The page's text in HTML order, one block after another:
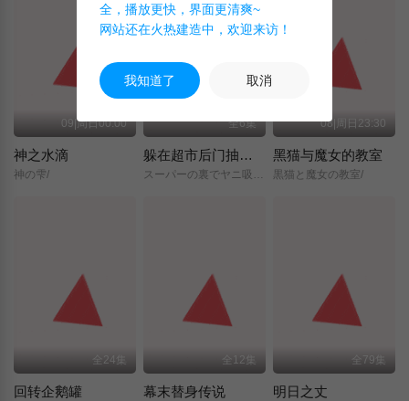
09|周日00:00
神之水滴
神の雫/
全6集
躲在超市后门抽烟的两人
スーパーの裏でヤニ吸うふたり/
08|周日23:30
黑猫与魔女的教室
黒猫と魔女の教室/
全24集
回转企鹅罐
全12集
幕末替身传说
全79集
明日之丈
全，播放更快，界面更清爽~
网站还在火热建造中，欢迎来访！
我知道了 取消